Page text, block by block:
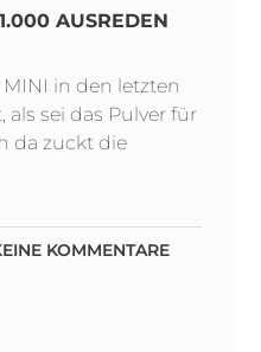
AUSREDEN
in den letzten
als sei das Pulver für
da zuckt die
KOMMENTARE